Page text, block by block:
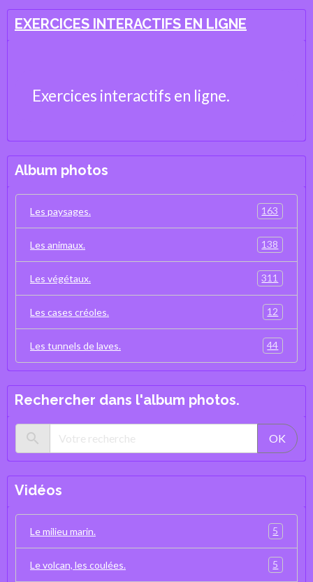
EXERCICES INTERACTIFS EN LIGNE
Exercices interactifs en ligne.
Album photos
Les paysages. 163
Les animaux. 138
Les végétaux. 311
Les cases créoles. 12
Les tunnels de laves. 44
Rechercher dans l'album photos.
OK
Vidéos
Le milieu marin. 5
Le volcan, les coulées. 5